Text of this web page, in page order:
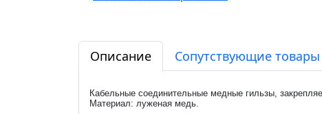
Описание Сопутствующие товары
Кабельные соединительные медные гильзы,
Материал: луженая медь.